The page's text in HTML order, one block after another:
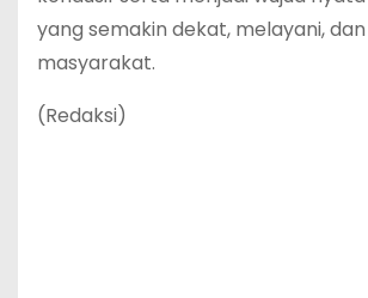
yang semakin dekat, melayani,
masyarakat.
(Redaksi)